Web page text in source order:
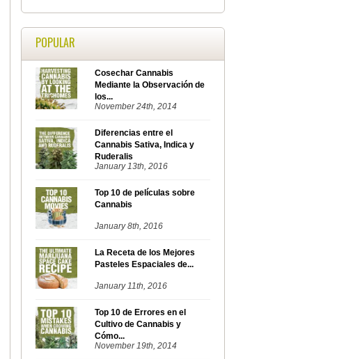
POPULAR
Cosechar Cannabis
Mediante la Observación de
los...
November 24th, 2014
Diferencias entre el
Cannabis Sativa, Indica y
Ruderalis
January 13th, 2016
Top 10 de películas sobre
Cannabis
January 8th, 2016
La Receta de los Mejores
Pasteles Espaciales de...
January 11th, 2016
Top 10 de Errores en el
Cultivo de Cannabis y
Cómo...
November 19th, 2014